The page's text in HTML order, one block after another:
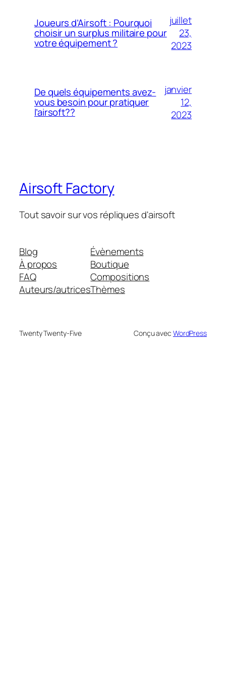
Joueurs d’Airsoft : Pourquoi
choisir un surplus militaire pour
votre équipement ?
juillet
23,
2023
De quels équipements avez-
vous besoin pour pratiquer
l’airsoft??
janvier
12,
2023
Airsoft Factory
Tout savoir sur vos répliques d'airsoft
Blog
À propos
FAQ
Auteurs/autrices
Évènements
Boutique
Compositions
Thèmes
Twenty Twenty-Five Conçu avec WordPress